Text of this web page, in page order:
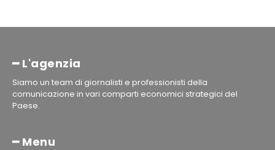
━ L'agenzia
Siamo un team di giornalisti e professionisti della
comunicazione in vari comparti economici strategici del
Paese.
━ Menu